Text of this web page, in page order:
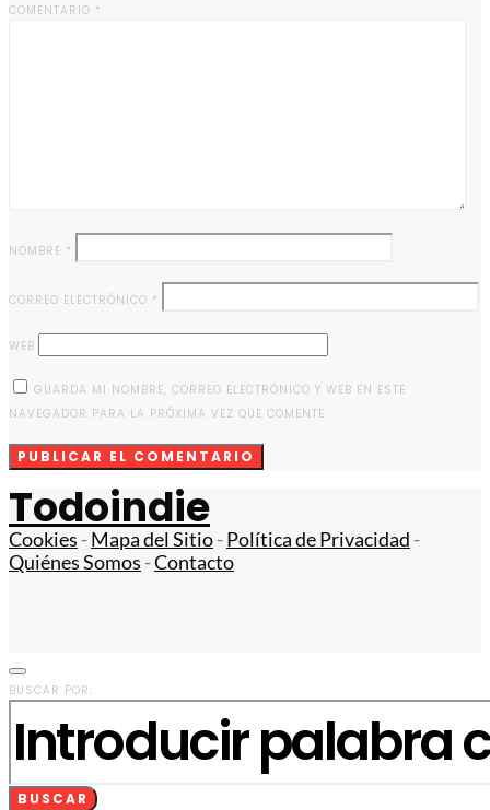
COMENTARIO *
NOMBRE *
CORREO ELECTRÓNICO *
WEB
GUARDA MI NOMBRE, CORREO ELECTRÓNICO Y WEB EN ESTE
NAVEGADOR PARA LA PRÓXIMA VEZ QUE COMENTE.
Todoindie
Cookies -Mapa del Sitio-Política de Privacidad -
Quiénes Somos -Contacto
BUSCAR POR:
BUSCAR